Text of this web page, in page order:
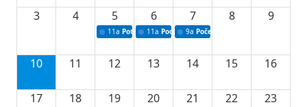
3 4 5
11a Potpisivanje ugovora o stipendijama za
6
11a Podrška razvoju vodne infrastrukture u
7
9a Početak izgradnje nove
8 9
10 11 12 13 14 15 16
17 18 19 20 21 22 23